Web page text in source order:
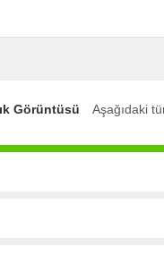
Görüntüsü
Aşağıdaki